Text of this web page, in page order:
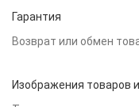
Гарантия
Возврат или обмен
Изображения товаров